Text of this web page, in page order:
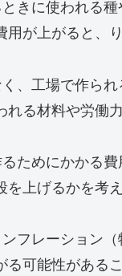
ます。
して説明＞
物を育てたり
場でりんごを作
をあげるなど